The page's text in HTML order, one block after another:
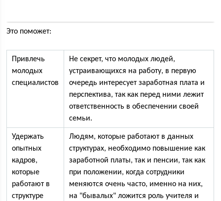
Это поможет:
Привлечь
молодых
специалистов
Не секрет, что молодых людей,
устраивающихся на работу, в первую
очередь интересует заработная плата и
перспектива, так как перед ними лежит
ответственность в обеспечении своей
семьи.
Удержать
опытных
кадров,
которые
работают в
структуре
Людям, которые работают в данных
структурах, необходимо повышение как
заработной платы, так и пенсии, так как
при положении, когда сотрудники
меняются очень часто, именно на них,
на "бывалых" ложится роль учителя и